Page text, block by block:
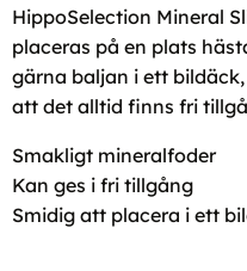
HippoSelection Mineral
placeras på en plats
gärna baljan i ett
att det alltid finns fri
Smakligt mineralfoder
Kan ges i fri tillgång
Smidig att placera i ett